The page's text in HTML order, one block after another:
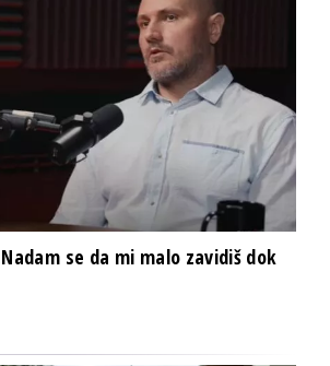
se da mi malo zavidiš dok